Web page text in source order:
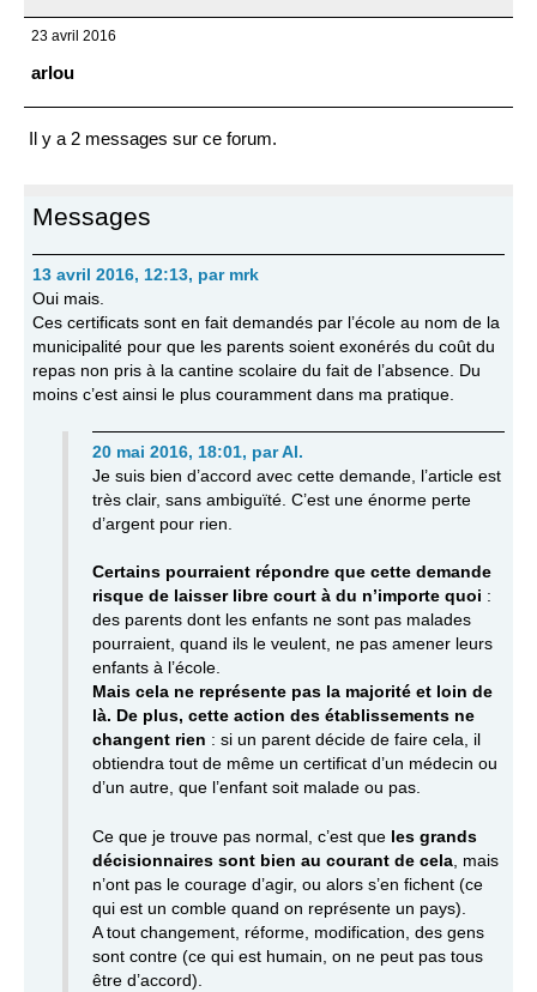
23 avril 2016
arlou
Il y a 2 messages sur ce forum.
Messages
13 avril 2016, 12:13, par mrk
Oui mais.
Ces certificats sont en fait demandés par l’école au nom de la
municipalité pour que les parents soient exonérés du coût du
repas non pris à la cantine scolaire du fait de l’absence. Du
moins c’est ainsi le plus couramment dans ma pratique.
20 mai 2016, 18:01, parAl.
Je suis bien d’accord avec cette demande, l’article est
très clair, sans ambiguïté. C’est une énorme perte
d’argent pour rien.
Certains pourraient répondre que cette demande
risque de laisser libre court à du n’importe quoi :
des parents dont les enfants ne sont pas malades
pourraient, quand ils le veulent, ne pas amener leurs
enfants à l’école.
Mais cela ne représente pas la majorité et loin de
là. De plus, cette action des établissements ne
changent rien : si un parent décide de faire cela, il
obtiendra tout de même un certificat d’un médecin ou
d’un autre, que l’enfant soit malade ou pas.
Ce que je trouve pas normal, c’est que les grands
décisionnaires sont bien au courant de cela, mais
n’ont pas le courage d’agir, ou alors s’en fichent (ce
qui est un comble quand on représente un pays).
A tout changement, réforme, modification, des gens
sont contre (ce qui est humain, on ne peut pas tous
être d’accord).